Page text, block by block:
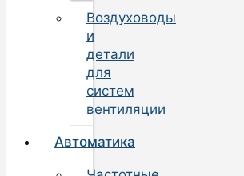
Воздуховоды
и
детали
для
систем
вентиляции
Автоматика